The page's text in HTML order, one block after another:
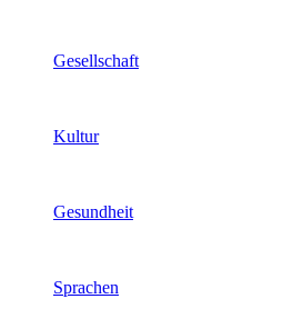
Gesellschaft
Kultur
Gesundheit
Sprachen